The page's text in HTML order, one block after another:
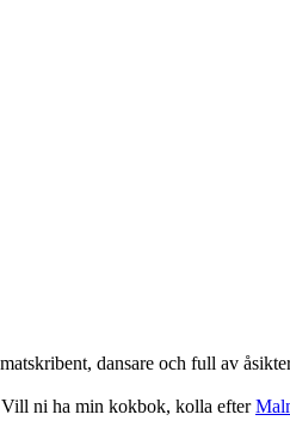
dansare och full av
Vill ni ha min kokbok, kolla efter